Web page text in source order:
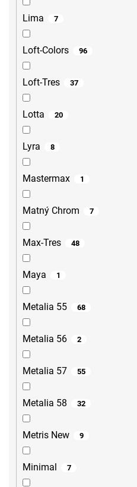
Lima 7
Loft-Colors 96
Loft-Tres 37
Lotta 20
Lyra 8
Mastermax 1
Matný Chrom 7
Max-Tres 48
Maya 1
Metalia 55 68
Metalia 56 2
Metalia 57 55
Metalia 58 32
Metris New 9
Minimal 7